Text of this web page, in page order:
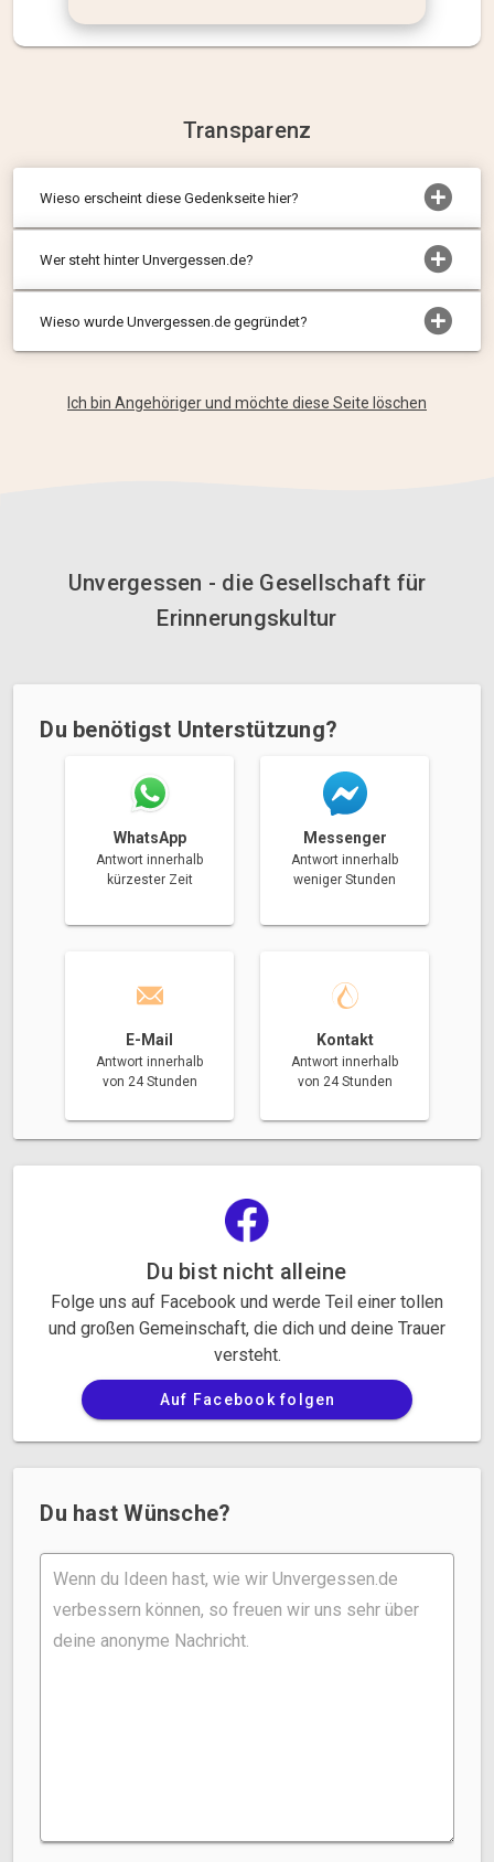
Transparenz
Wieso erscheint diese Gedenkseite hier?
Wer steht hinter Unvergessen.de?
Wieso wurde Unvergessen.de gegründet?
Ich bin Angehöriger und möchte diese Seite löschen
Unvergessen - die Gesellschaft für
Erinnerungskultur
Du benötigst Unterstützung?
WhatsApp
Antwort innerhalb
kürzester Zeit
Messenger
Antwort innerhalb
weniger Stunden
E-Mail
Antwort innerhalb
von 24 Stunden
Kontakt
Antwort innerhalb
von 24 Stunden
Du bist nicht alleine
Folge uns auf Facebook und werde Teil einer tollen
und großen Gemeinschaft, die dich und deine Trauer
versteht.
Auf Facebook folgen
Du hast Wünsche?